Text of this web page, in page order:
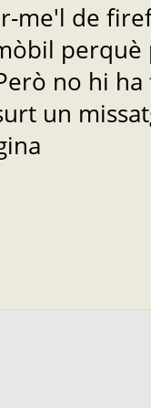
me'l de
no hi
un